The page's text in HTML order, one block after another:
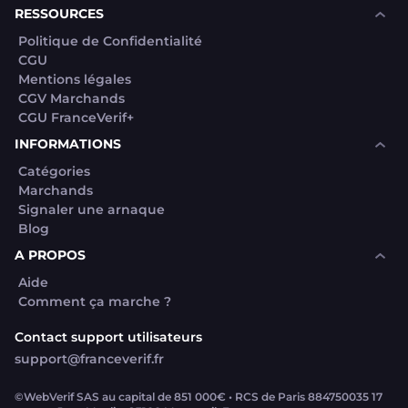
RESSOURCES
Politique de Confidentialité
CGU
Mentions légales
CGV Marchands
CGU FranceVerif+
INFORMATIONS
Catégories
Marchands
Signaler une arnaque
Blog
A PROPOS
Aide
Comment ça marche ?
Contact support utilisateurs
support@franceverif.fr
©WebVerif SAS au capital de 851 000€ • RCS de Paris 884750035 17